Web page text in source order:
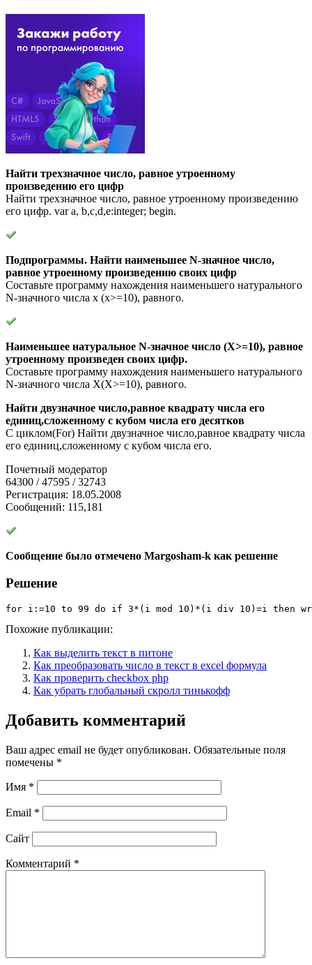
Найти трехзначное число, равное утроенному
произведению его цифр
Найти трехзначное число, равное утроенному произведению
его цифр. var a, b,c,d,e:integer; begin.
Подпрограммы. Найти наименьшее N-значное число,
равное утроенному произведению своих цифр
Составьте программу нахождения наименьшего натурального
N-значного числа x (x>=10), равного.
Наименьшее натуральное N-значное число (X>=10), равное
утроенному произведен своих цифр.
Составьте программу нахождения наименьшего натурального
N-значного числа X(X>=10), равного.
Найти двузначное число,равное квадрату числа его
единиц,сложенному с кубом числа его десятков
С циклом(For) Найти двузначное число,равное квадрату числа
его единиц,сложенному с кубом числа его.
Почетный модератор
64300 / 47595 / 32743
Регистрация: 18.05.2008
Сообщений: 115,181
Сообщение было отмечено Margosham-k как решение
Решение
for i : =10 to 99 do if 3* ( i mod 10 ) * ( i div 10 ) =i then
Похожие публикации:
Как выделить текст в питоне
Как преобразовать число в текст в excel формула
Как проверить checkbox php
Как убрать глобальный скролл тинькофф
Добавить комментарий
Ваш адрес email не будет опубликован. Обязательные поля
помечены *
Имя *
Email *
Сайт
Комментарий *